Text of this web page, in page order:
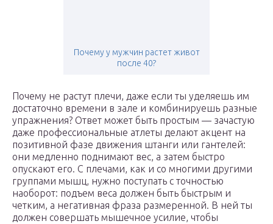
Почему у мужчин растет живот
после 40?
Почему не растут плечи, даже если ты уделяешь им
достаточно времени в зале и комбинируешь разные
упражнения? Ответ может быть простым — зачастую
даже профессиональные атлеты делают акцент на
позитивной фазе движения штанги или гантелей:
они медленно поднимают вес, а затем быстро
опускают его. С плечами, как и со многими другими
группами мышц, нужно поступать с точностью
наоборот: подъем веса должен быть быстрым и
четким, а негативная фраза размеренной. В ней ты
должен совершать мышечное усилие, чтобы